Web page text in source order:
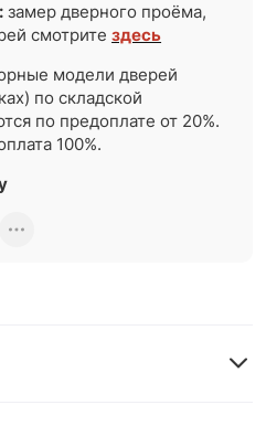
замер дверного проёма,
смотритездесь
модели дверей
по складской
по предоплате от 20%.
100%.